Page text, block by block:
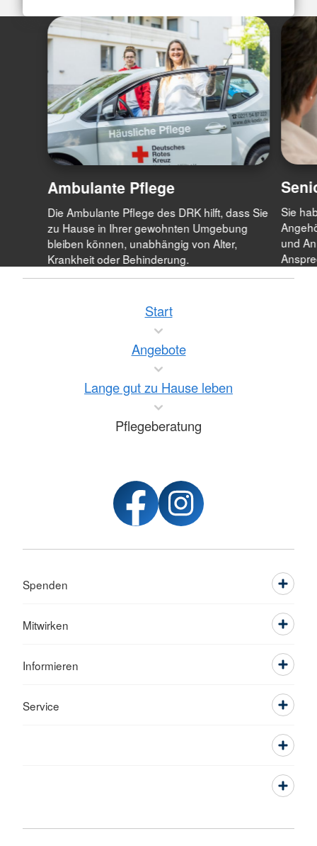
Ambulante Pflege
Die Ambulante Pflege des DRK hilft, dass Sie
zu Hause in Ihrer gewohnten Umgebung
bleiben können, unabhängig von Alter,
Krankheit oder Behinderung.
Sie
und
Start
Angebote
Lange gut zu Hause leben
Pflegeberatung
Spenden
Mitwirken
Informieren
Service